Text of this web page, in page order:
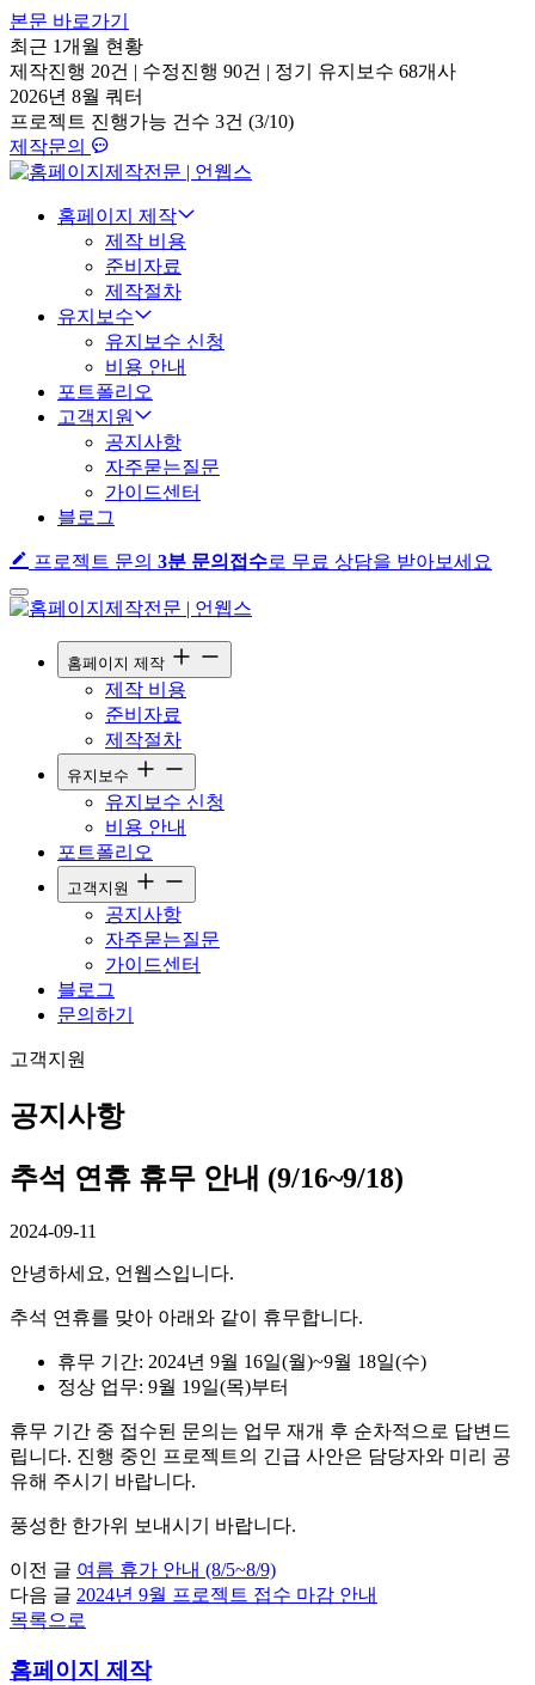
본문 바로가기
최근 1개월 현황
제작진행 20건 | 수정진행 90건 | 정기 유지보수 68개사
2026년 8월 쿼터
프로젝트 진행가능 건수 3건 (3/10)
제작문의
홈페이지 제작
제작 비용
준비자료
제작절차
유지보수
유지보수 신청
비용 안내
포트폴리오
고객지원
공지사항
자주묻는질문
가이드센터
블로그
프로젝트 문의 3분 문의접수로 무료 상담을 받아보세요
홈페이지 제작
제작 비용
준비자료
제작절차
유지보수
유지보수 신청
비용 안내
포트폴리오
고객지원
공지사항
자주묻는질문
가이드센터
블로그
문의하기
고객지원
공지사항
추석 연휴 휴무 안내 (9/16~9/18)
2024-09-11
안녕하세요, 언웹스입니다.
추석 연휴를 맞아 아래와 같이 휴무합니다.
휴무 기간: 2024년 9월 16일(월)~9월 18일(수)
정상 업무: 9월 19일(목)부터
휴무 기간 중 접수된 문의는 업무 재개 후 순차적으로 답변드
립니다. 진행 중인 프로젝트의 긴급 사안은 담당자와 미리 공
유해 주시기 바랍니다.
풍성한 한가위 보내시기 바랍니다.
이전 글 여름 휴가 안내 (8/5~8/9)
다음 글 2024년 9월 프로젝트 접수 마감 안내
목록으로
홈페이지 제작